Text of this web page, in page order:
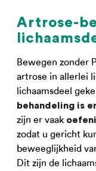
Artrose-
Bewegen zonder
artrose in allerlei
lichaamsdeel
behandeling is
zijn er vaak
zodat u gericht
beweeglijkheid
Dit zijn de